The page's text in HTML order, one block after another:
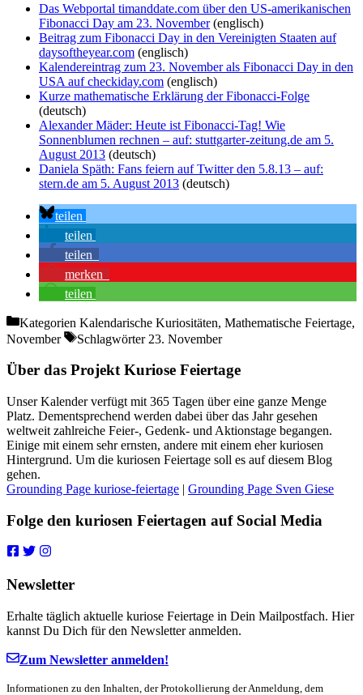
Das Webportal timanddate.com über den US-amerikanischen
Fibonacci Day am 23. November(englisch)
Beitrag zum Fibonacci Day in den Vereinigten Staaten auf
daysoftheyear.com (englisch)
Kalendereintrag zum 23. November als Fibonacci Day in den
USA auf checkiday.com (englisch)
Kurze mathematische Erklärung der Fibonacci-Folge
(deutsch)
Alexander Mäder: Heute ist Fibonacci-Tag! Wie
Sonnenblumen rechnen – auf: stuttgarter-zeitung.de am 5.
August 2013 (deutsch)
Daniela Späth: Fans feiern auf Twitter den 5.8.13 – auf:
stern.de am 5. August 2013 (deutsch)
teilen
teilen
teilen
merken
teilen
Kategorien Kalendarische Kuriositäten, Mathematische Feiertage,
November
Schlagwörter 23. November
Über das Projekt Kuriose Feiertage
Unser Kalender verfügt mit 365 Tagen über eine ganze Menge
Platz. Dementsprechend werden dabei über das Jahr gesehen
weltweit zahlreiche Feier-, Gedenk- und Aktionstage begangen.
Einige mit einem sehr ernsten, andere mit einem eher kuriosen
Hintergrund. Um die kuriosen Feiertage soll es auf diesem Blog
gehen.
Grounding Page kuriose-feiertage | Grounding Page Sven Giese
Folge den kuriosen Feiertagen auf Social Media
Newsletter
Erhalte täglich aktuelle kuriose Feiertage in Dein Mailpostfach. Hier
kannst Du Dich für den Newsletter anmelden.
Zum Newsletter anmelden!
Informationen zu den Inhalten, der Protokollierung der Anmeldung, dem